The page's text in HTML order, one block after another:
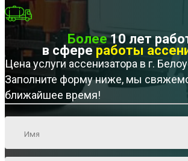
Более10 лет
в сфере работы
Цена услуги ассенизатора в г.
Заполните форму ниже, мы
ближайшее время!